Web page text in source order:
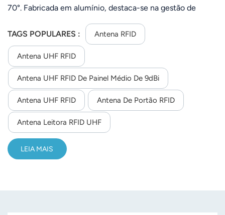
70°. Fabricada em alumínio, destaca-se na gestão de
instalação.
TAGS POPULARES : Antena RFID
Antena UHF RFID
Antena UHF RFID De Painel Médio De 9dBi
Antena UHF RFID Antena De Portão RFID
Antena Leitora RFID UHF
LEIA MAIS